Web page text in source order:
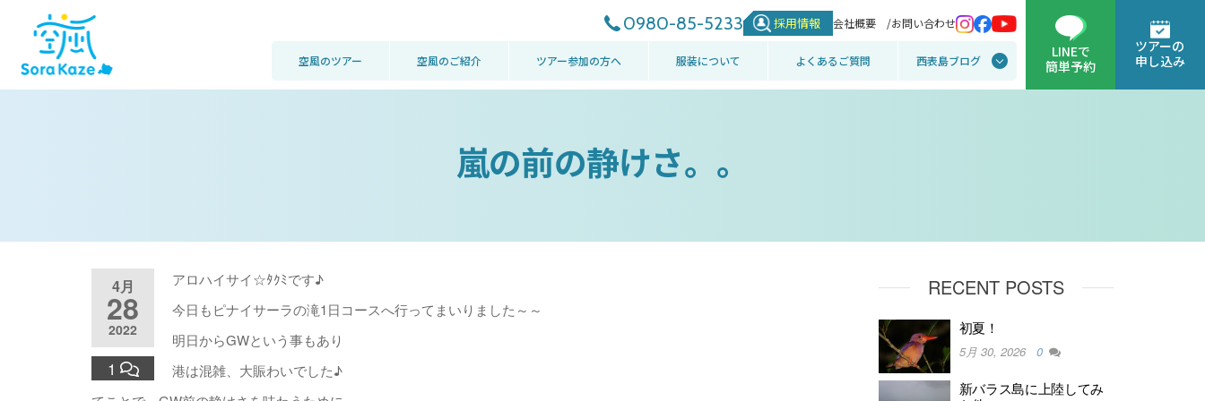
0980-85-5233 採用情報 会社概要 /お問い合わせ
空風のツアー 空風のご紹介 ツアー参加の方へ 服装について よくあるご質問 西表島ブログ
ツアーの
申し込み
LINEで
簡単予約
嵐の前の静けさ。。
4月
28
2022
1
アロハイサイ☆ﾀｸﾐです♪
今日もピナイサーラの滝1日コースへ行ってまいりました～～
明日からGWという事もあり
港は混雑、大賑わいでした♪
RECENT POSTS
初夏！
5月 30, 2026 0
新バラス島に上陸してみ